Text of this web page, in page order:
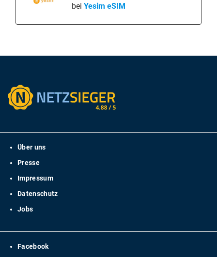
bei Yesim eSIM
Über uns
Presse
Impressum
Datenschutz
Jobs
Facebook